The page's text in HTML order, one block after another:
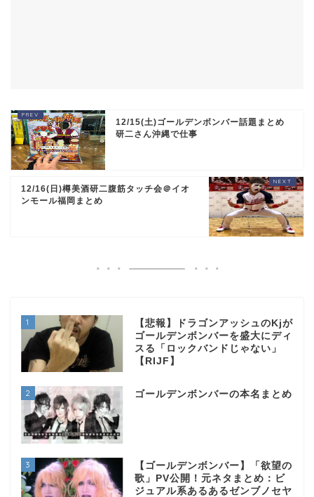
12/15(土)ゴールデンボンバー話題まとめ
研二さん沖縄で仕事
12/16(日)樽美酒研二腹筋タッチ会＠イオ
ンモール福岡まとめ
1
【悲報】ドラゴンアッシュのKjが
ゴールデンボンバーを盛大にディ
スる「ロックバンドじゃない」
【RIJF】
2 ゴールデンボンバーの本名まとめ
3
【ゴールデンボンバー】「欲望の
歌」PV公開！元ネタまとめ：ビ
ジュアル系あるあるゼンブノセヤ